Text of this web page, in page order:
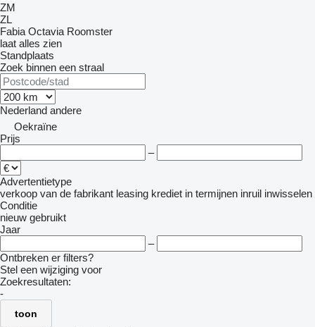
ZM
ZL
Fabia Octavia Roomster
laat alles zien
Standplaats
Zoek binnen een straal
Nederland andere
Oekraïne
Prijs
–
Advertentietype
verkoop van de fabrikant leasing krediet in termijnen inruil inwisselen
Conditie
nieuw gebruikt
Jaar
–
Ontbreken er filters?
Stel een wijziging voor
Zoekresultaten:
-
toon